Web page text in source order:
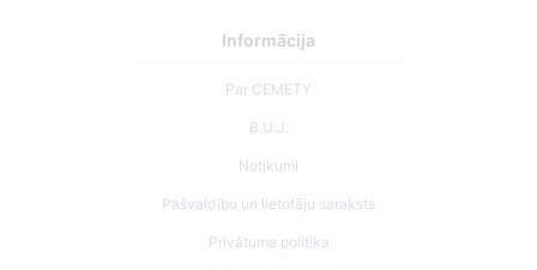
Informācija
Par CEMETY
B.U.J.
Notikumi
Pašvaldību un lietotāju saraksts
Privātuma politika